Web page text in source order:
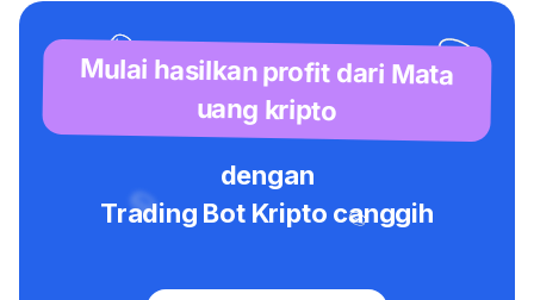
Mulai hasilkan profit dari Mata
uang kripto
dengan
Trading Bot Kripto canggih